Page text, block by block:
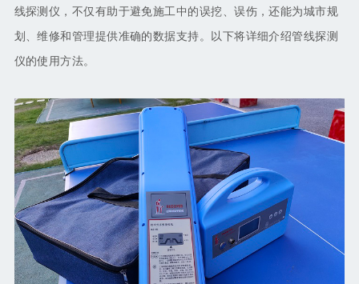
线探测仪，不仅有助于避免施工中的误挖、误伤，还能为城市规
划、维修和管理提供准确的数据支持。以下将详细介绍管线探测
仪的使用方法。